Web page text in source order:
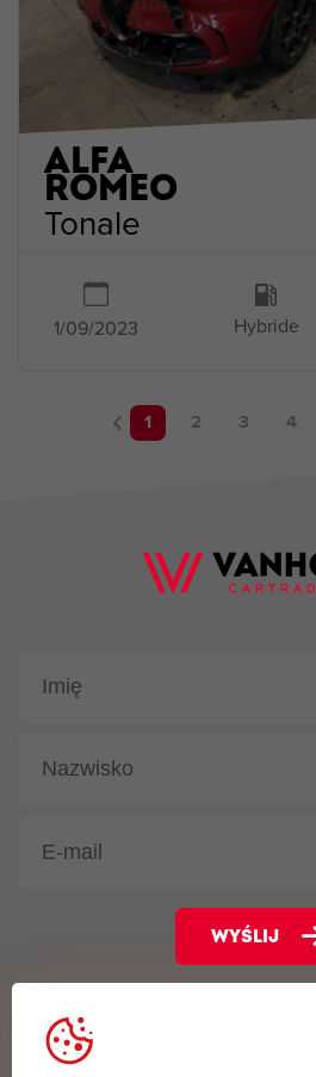
ALFA
ROMEO
Tonale
1/09/2023 Hybride
1 2 3 4
WYŚLIJ
Gentsesteenweg 102